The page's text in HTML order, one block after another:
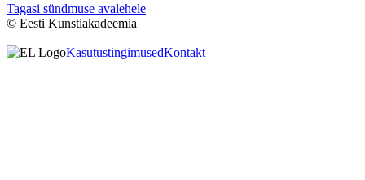
Tagasi sündmuse avalehele
© Eesti Kunstiakadeemia
KasutustingimusedKontakt